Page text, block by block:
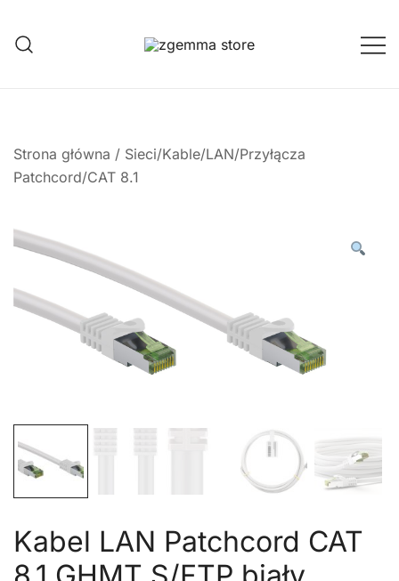
treści
Strona główna / Sieci/Kable/LAN/Przyłącza
Patchcord/CAT 8.1
Kabel LAN Patchcord CAT